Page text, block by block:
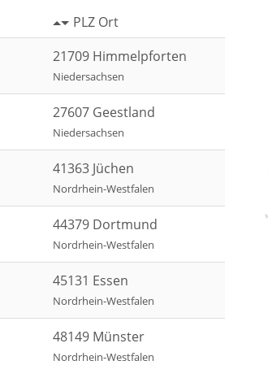
PLZ Ort
21709 Himmelpforten
Niedersachsen
27607 Geestland
Niedersachsen
41363 Jüchen
Nordrhein-Westfalen
44379 Dortmund
Nordrhein-Westfalen
45131 Essen
Nordrhein-Westfalen
48149 Münster
Nordrhein-Westfalen